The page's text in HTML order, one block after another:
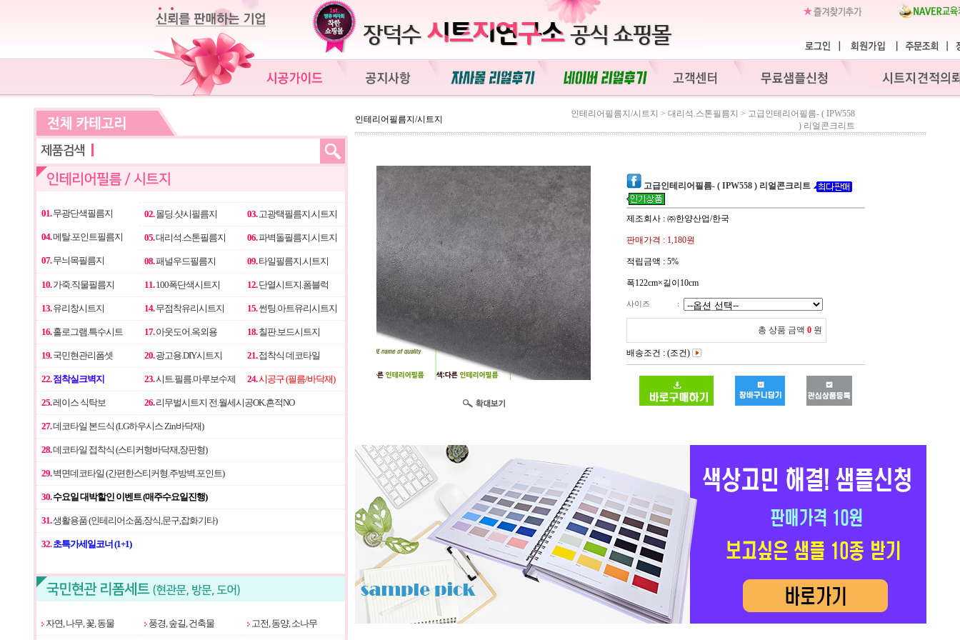
01.무광단색필름지 02.몰딩.샷시필름지 03.고광택필름지.시트지
04.메탈.포인트필름지 05.대리석.스톤필름지 06.파벽돌필름지.시트지
07.무늬목필름지 08.패널우드필름지 09.타일필름지.시트지
10.가죽.직물필름지 11.100폭단색시트지 12.단열시트지.폼블럭
13.유리창시트지 14.무점착유리시트지 15.썬팅.아트유리시트지
16.홀로그램.특수시트 17.아웃도어.옥외용 18.칠판.보드시트지
19.국민현관리폼셋 20.광고용.DIY시트지 21.접착식 데코타일
22. 점착실크벽지 23.시트.필름.마루보수제 24.시공구 (필름/바닥재)
25.레이스 식탁보 26.리무벌시트지 전.월세시공OK.흔적NO
27.데코타일 본드식 (LG하우시스 Zin바닥재)
28.데코타일 접착식 (스티커형바닥재,장판형)
29.벽면데코타일 (간편한스티커형.주방벽.포인트)
30.수요일 대박할인 이벤트 (매주수요일진행)
31.생활용품 (인테리어소품,장식,문구,잡화기타)
32.초특가세일코너 (1+1)
자연, 나무, 꽃, 동물 풍경, 숲길, 건축물 고전, 동양, 소나무
인테리어필름지/시트지
인테리어필름지/시트지 > 대리석.스톤필름지 > 고급인테리어필름- ( IPW558
) 리얼콘크리트
고급인테리어필름- ( IPW558 ) 리얼콘크리트
제조회사 : ㈜한양산업/한국
판매가격 : 1,180원
적립금액 : 5%
폭122cm×길이10cm
사이즈 :
총 상품 금액 0 원
배송조건 : (조건)